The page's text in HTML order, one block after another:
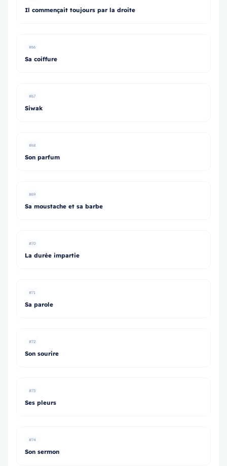
Il commençait toujours par la droite
#66
Sa coiffure
#67
Siwak
#68
Son parfum
#69
Sa moustache et sa barbe
#70
La durée impartie
#71
Sa parole
#72
Son sourire
#73
Ses pleurs
#74
Son sermon